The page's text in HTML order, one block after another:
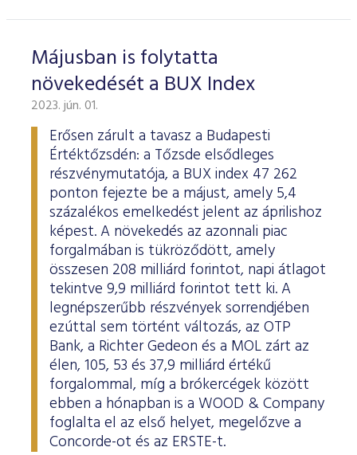
Májusban is folytatta
növekedését a BUX Index
2023. jún. 01.
Erősen zárult a tavasz a Budapesti
Értéktőzsdén: a Tőzsde elsődleges
részvénymutatója, a BUX index 47 262
ponton fejezte be a májust, amely 5,4
százalékos emelkedést jelent az áprilishoz
képest. A növekedés az azonnali piac
forgalmában is tükröződött, amely
összesen 208 milliárd forintot, napi átlagot
tekintve 9,9 milliárd forintot tett ki. A
legnépszerűbb részvények sorrendjében
ezúttal sem történt változás, az OTP
Bank, a Richter Gedeon és a MOL zárt az
élen, 105, 53 és 37,9 milliárd értékű
forgalommal, míg a brókercégek között
ebben a hónapban is a WOOD & Company
foglalta el az első helyet, megelőzve a
Concorde-ot és az ERSTE-t.